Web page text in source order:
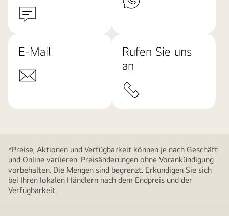
E-Mail
Rufen Sie uns
an
*Preise, Aktionen und Verfügbarkeit können je nach Geschäft
und Online variieren. Preisänderungen ohne Vorankündigung
vorbehalten. Die Mengen sind begrenzt. Erkundigen Sie sich
bei Ihren lokalen Händlern nach dem Endpreis und der
Verfügbarkeit.